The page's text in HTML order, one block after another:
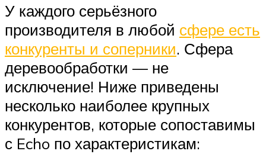
У каждого серьёзного
производителя в любой сфере есть
конкуренты и соперники. Сфера
деревообработки — не
исключение! Ниже приведены
несколько наиболее крупных
конкурентов, которые сопоставимы
с Echo по характеристикам: